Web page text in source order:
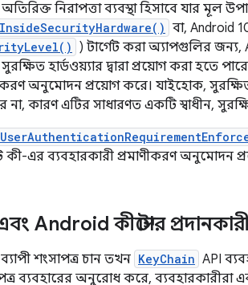
নিরাপত্তা ব্যবস্থা হিসাবে যার মূল
বা, Android
) টার্গেট করা অ্যাপগুলির
হার্ডওয়্যার দ্বারা প্রয়োগ করা হতে
অনুমোদন প্রয়োগ করে। যাইহোক, সুরক্ষিত
কারণ এটির সাধারণত একটি স্বাধীন,
কী-এর ব্যবহারকারী প্রমাণীকরণ অনুমোদন
Android কীস্টোর
শংসাপত্র চান তখন KeyChain API
ব্যবহারের অনুরোধ করে, ব্যবহারকারীরা